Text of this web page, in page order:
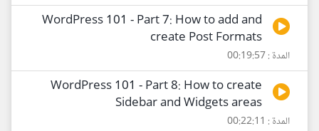
WordPress 101 - Part 7: How to add and
create Post Formats
المدة : 00:19:57
WordPress 101 - Part 8: How to create
Sidebar and Widgets areas
المدة : 00:22:11